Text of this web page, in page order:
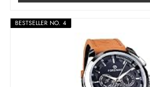
BESTSELLER NO. 4